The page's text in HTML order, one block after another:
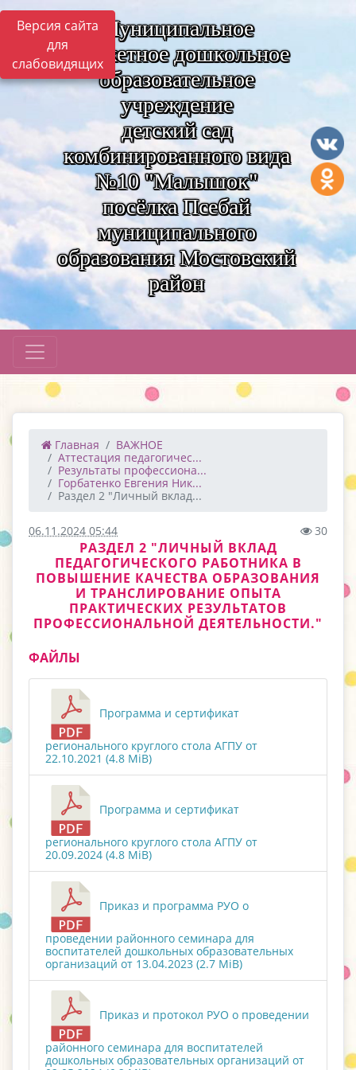
Версия сайта
для
слабовидящих
Муниципальное
бюджетное дошкольное
образовательное
учреждение
детский сад
комбинированного вида
№10 "Малышок"
посёлка Псебай
муниципального
образования Мостовский
район
Главная
ВАЖНОЕ
Аттестация педагогичес...
Результаты профессиона...
Горбатенко Евгения Ник...
Раздел 2 "Личный вклад...
06.11.2024 05:44 30
РАЗДЕЛ 2 "ЛИЧНЫЙ ВКЛАД
ПЕДАГОГИЧЕСКОГО РАБОТНИКА В
ПОВЫШЕНИЕ КАЧЕСТВА ОБРАЗОВАНИЯ
И ТРАНСЛИРОВАНИЕ ОПЫТА
ПРАКТИЧЕСКИХ РЕЗУЛЬТАТОВ
ПРОФЕССИОНАЛЬНОЙ ДЕЯТЕЛЬНОСТИ."
ФАЙЛЫ
Программа и сертификат
регионального круглого стола АГПУ от
22.10.2021 (4.8 MiB)
Программа и сертификат
регионального круглого стола АГПУ от
20.09.2024 (4.8 MiB)
Приказ и программа РУО о
проведении районного семинара для
воспитателей дошкольных образовательных
организаций от 13.04.2023 (2.7 MiB)
Приказ и протокол РУО о проведении
районного семинара для воспитателей
дошкольных образовательных организаций от